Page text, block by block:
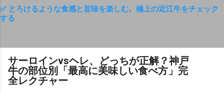
✅ とろけるような食感と旨味を楽しむ。極上の近江牛をチェック
する
サーロインvsヘレ、どっちが正解？神戸
牛の部位別「最高に美味しい食べ方」完
全レクチャー